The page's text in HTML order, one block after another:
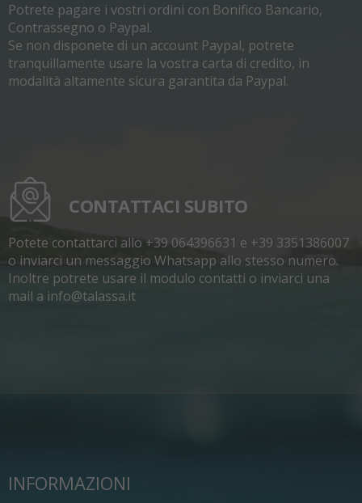
Potrete pagare i vostri ordini con Bonifico Bancario,
Contrassegno o Paypal.
Se non disponete di un account Paypal, potrete
tranquillamente usare la vostra carta di credito, in
modalità altamente sicura garantita da Paypal.
CONTATTACI SUBITO
Potete contattarci allo +39 064396631 e +39 3351386007
o inviarci un messaggio Whatsapp allo stesso numero.
Inoltre potrete usare il modulo contatti o inviarci una
mail a info@talassa.it
INFORMAZIONI